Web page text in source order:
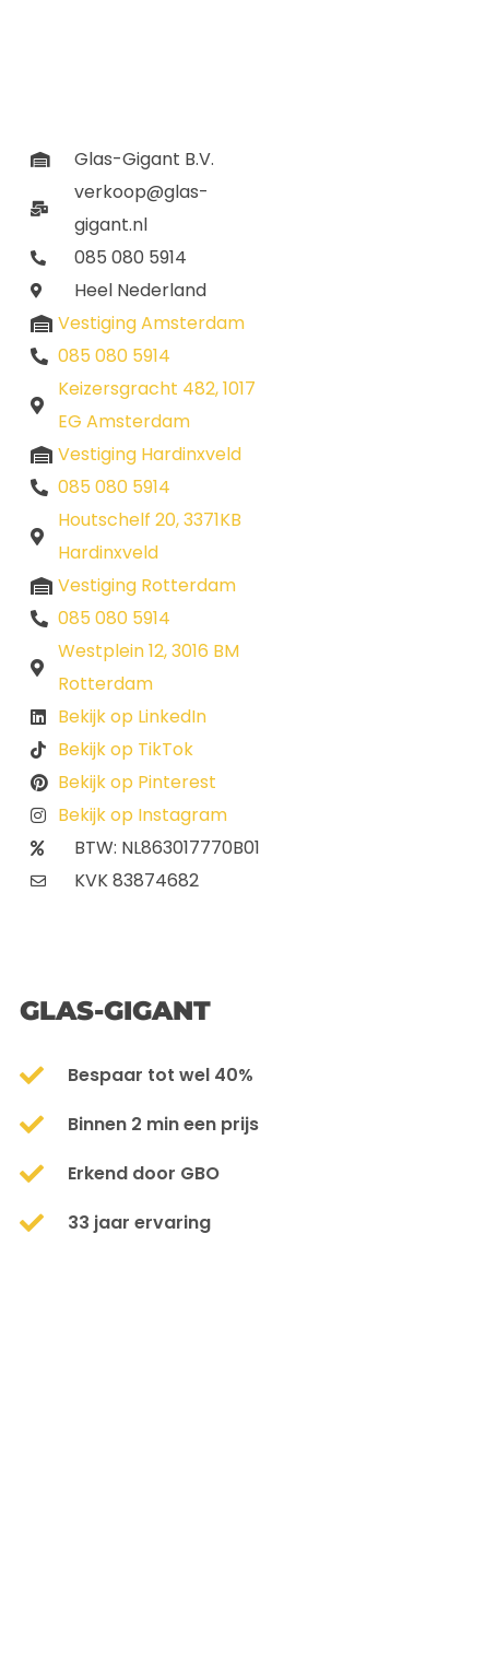
Glas-Gigant B.V.
verkoop@glas-
gigant.nl
085 080 5914
Heel Nederland
Vestiging Amsterdam
085 080 5914
Keizersgracht 482, 1017
EG Amsterdam
Vestiging Hardinxveld
085 080 5914
Houtschelf 20, 3371KB
Hardinxveld
Vestiging Rotterdam
085 080 5914
Westplein 12, 3016 BM
Rotterdam
Bekijk op LinkedIn
Bekijk op TikTok
Bekijk op Pinterest
Bekijk op Instagram
BTW: NL863017770B01
KVK 83874682
GLAS-GIGANT
Bespaar tot wel 40%
Binnen 2 min een prijs
Erkend door GBO
33 jaar ervaring